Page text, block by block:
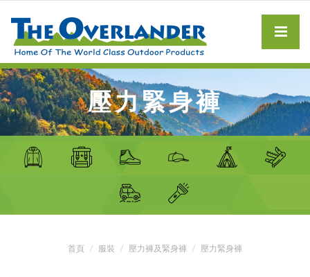
壓力緊身褲
首頁 服裝 壓力褲及緊身褲 壓力緊身褲